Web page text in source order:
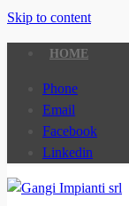
Skip to content
HOME
Phone
Email
Facebook
Linkedin